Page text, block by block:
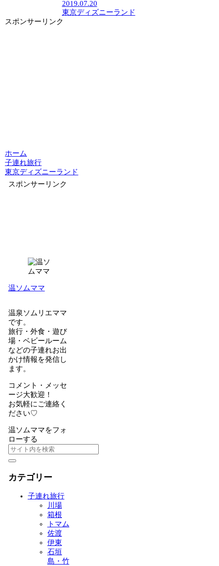
2019.07.20
東京ディズニーランド
スポンサーリンク
ホーム
子連れ旅行
東京ディズニーランド
スポンサーリンク
温ソムママ
温泉ソムリエママ
です。
旅行・外食・遊び
場・ベビールーム
などの子連れお出
かけ情報を発信し
ます。
コメント・メッセ
ージ大歓迎！
お気軽にご連絡く
ださい♡
温ソムママをフォ
ローする
カテゴリー
子連れ旅行
川場
箱根
トマム
佐渡
伊東
石垣
島・竹